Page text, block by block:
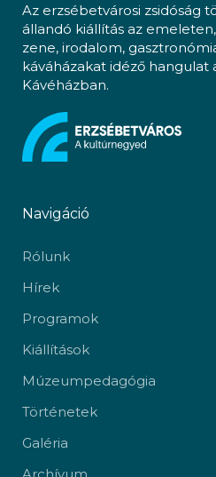
Az erzsébetvárosi zsidóság
állandó kiállítás az
zene, irodalom,
káváházakat idéző hangulat
Kávéházban.
Navigáció
Rólunk
Hírek
Programok
Kiállítások
Múzeumpedagógia
Történetek
Galéria
Archívum